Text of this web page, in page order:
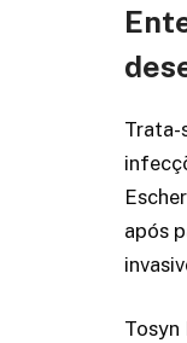
Trata-
após
Tosyn